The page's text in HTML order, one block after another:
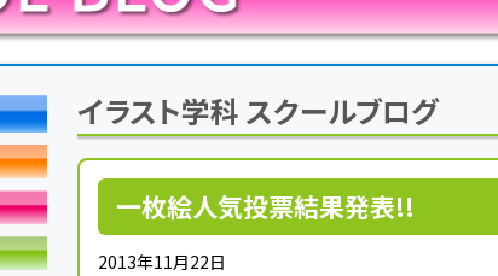
イラスト学科 スクールブログ
一枚絵人気投票結果発表!!
2013年11月22日